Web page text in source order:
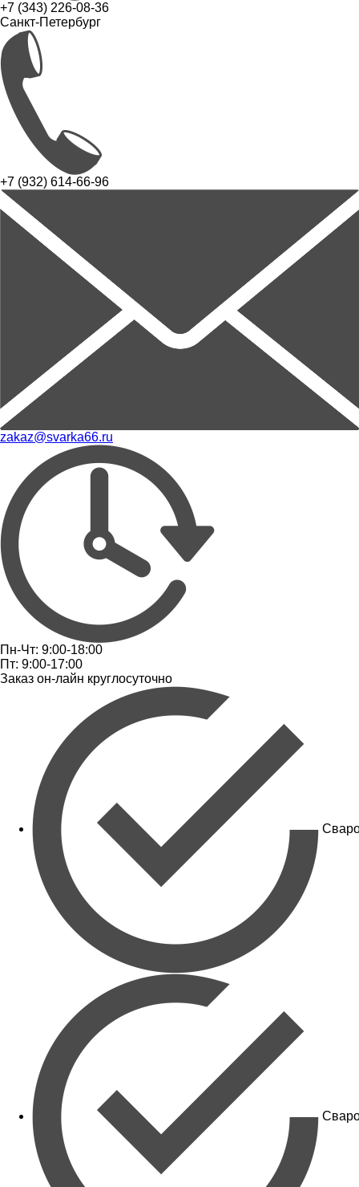
+7 (343) 226-08-36
Санкт-Петербург
+7 (932) 614-66-96
zakaz@svarka66.ru
Пн-Чт: 9:00-18:00
Пт: 9:00-17:00
Заказ он-лайн круглосуточно